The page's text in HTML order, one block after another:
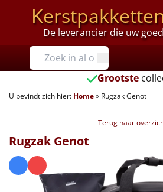
De leverancier die uw
Prijzen
Tot €25
€25 tot €35
€40 tot €45
€45 tot €50
Grootste
U bevindt zich hier: Home» Rugzak Genot
Terug naar
Rugzak Genot